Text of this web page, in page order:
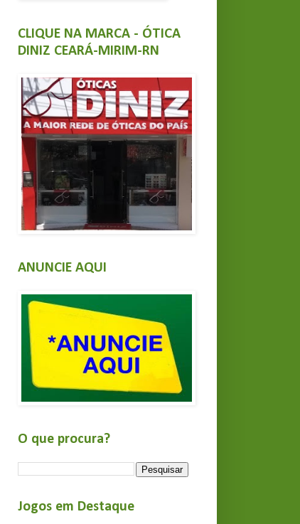
CLIQUE NA MARCA - ÓTICA
DINIZ CEARÁ-MIRIM-RN
ANUNCIE AQUI
O que procura?
Jogos em Destaque